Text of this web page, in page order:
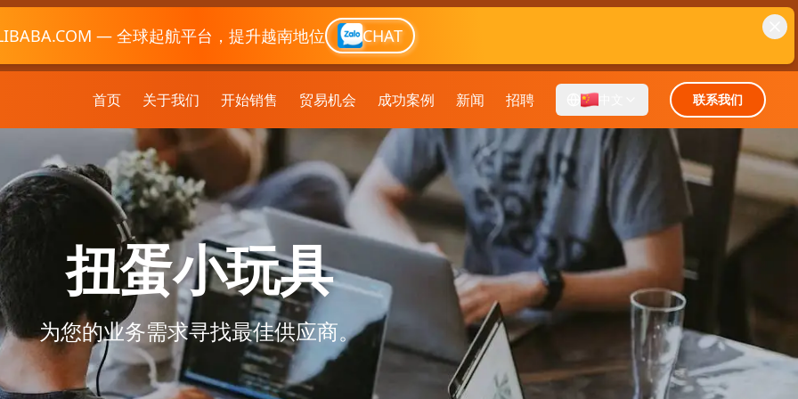
— 全球起航平台，提升越南地位 CHAT
首页 关于我们 开始销售 贸易机会 成功案例 新闻 招聘 联系我们
扭蛋小玩具
为您的业务需求寻找最佳供应商。